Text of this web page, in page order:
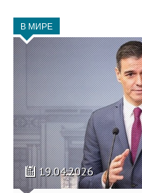
В МИРЕ
19.04.2026